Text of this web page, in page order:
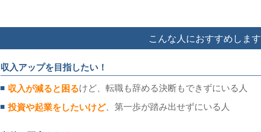
こんな人におすすめします
収入アップを目指したい！
収入が減ると困るけど、転職も辞める決断もできずにいる人
投資や起業をしたいけど、第一歩が踏み出せずにいる人